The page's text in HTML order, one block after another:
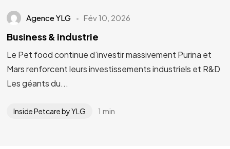
Agence YLG Fév 10, 2026
Business & industrie
Le Pet food continue d’investir massivement Purina et
Mars renforcent leurs investissements industriels et R&D
Les géants du...
Inside Petcare by YLG 1 min
Vous avez un
EN TÊTE ?